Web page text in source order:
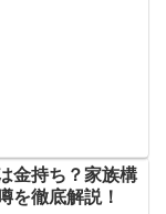
金持ち？家族構
を徹底解説！